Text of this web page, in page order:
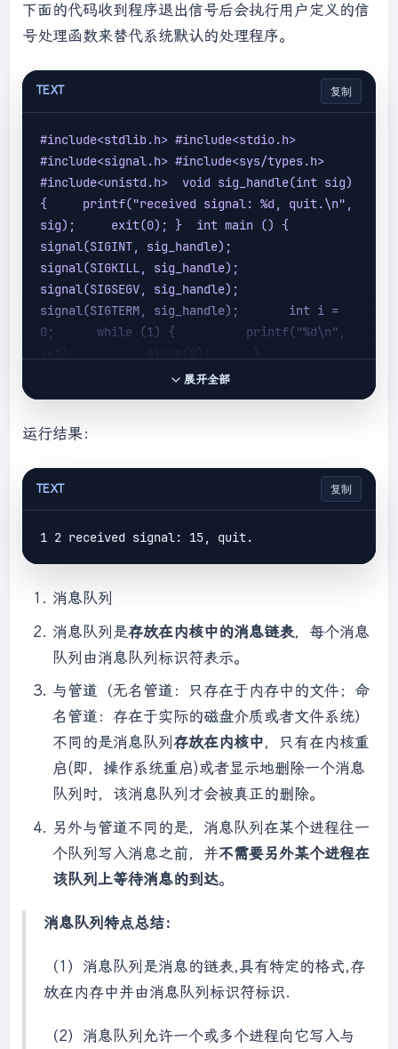
下面的代码收到程序退出信号后会执行用户定义的信
号处理函数来替代系统默认的处理程序。
TEXT 复制
#include<stdlib.h> #include<stdio.h>
#include<signal.h> #include<sys/types.h>
#include<unistd.h>
  void sig_handle(int sig)
{     printf("received signal: %d, quit.\n"
sig);     exit(0); }  int main () {
signal(SIGINT, sig_handle);
signal(SIGKILL, sig_handle);
signal(SIGSEGV, sig_handle);
signal(SIGTERM, sig_handle);       int i =
0;      while (1) {          printf("%d\n"
++i);          sleep(2);      }
"main quit." );       return 0; }
展开全部
运行结果：
TEXT 复制
消息队列
消息队列是存放在内核中的消息链表，每个消息
队列由消息队列标识符表示。
与管道（无名管道：只存在于内存中的文件；命
名管道：存在于实际的磁盘介质或者文件系统）
不同的是消息队列 存放在内核中，只有在内核重
启(即，操作系统重启)或者显示地删除一个消息
队列时，该消息队列才会被真正的删除。
另外与管道不同的是，消息队列在某个进程往一
个队列写入消息之前，并不需要另外某个进程在
该队列上等待消息的到达。
消息队列特点总结：
（1）消息队列是消息的链表,具有特定的格式,存
放在内存中并由消息队列标识符标识.
（2）消息队列允许一个或多个进程向它写入与